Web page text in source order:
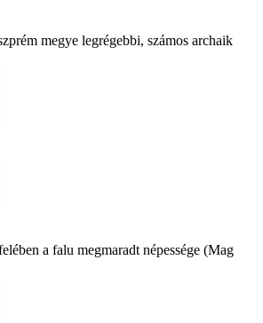
megye legrégebbi, számos archaik
a falu megmaradt népessége (Mag